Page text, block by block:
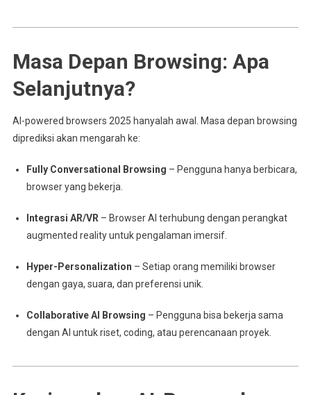
Masa Depan Browsing: Apa
Selanjutnya?
AI-powered browsers 2025 hanyalah awal. Masa depan browsing
diprediksi akan mengarah ke:
Fully Conversational Browsing – Pengguna hanya berbicara,
browser yang bekerja.
Integrasi AR/VR – Browser AI terhubung dengan perangkat
augmented reality untuk pengalaman imersif.
Hyper-Personalization – Setiap orang memiliki browser
dengan gaya, suara, dan preferensi unik.
Collaborative AI Browsing – Pengguna bisa bekerja sama
dengan AI untuk riset, coding, atau perencanaan proyek.